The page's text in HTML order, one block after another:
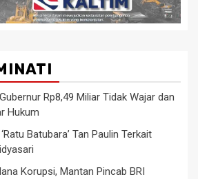
Rp8,49 Miliar Tidak Wajar dan
Hukum
Batubara’ Tan Paulin Terkait
Korupsi, Mantan Pincab BRI